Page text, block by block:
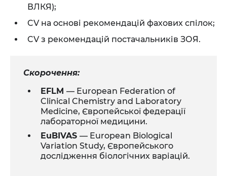
ВЛКЯ);
CV на основі рекомендацій фахових спілок;
CV з рекомендацій постачальників ЗОЯ.
Скорочення:
EFLM — European Federation of
Clinical Chemistry and Laboratory
Medicine, Європейської федерації
лабораторної медицини.
EuBIVAS — European Biological
Variation Study, Європейського
дослідження біологічних варіацій.